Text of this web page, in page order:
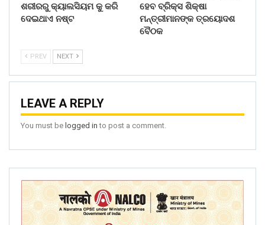
ଶରୀରରୁ କ୍ୟାଲସିୟମ କୁ କରି
ଦେଇଥାଏ ନଷ୍ଟ
ହେବ ବ୍ରିକ୍ସ ଶିକ୍ଷା
ମନ୍ତ୍ରୀମାନଙ୍କ ତ୍ରୟୋଦଶ
ବୈଠକ
PREV NEXT
LEAVE A REPLY
You must be logged in to post a comment.